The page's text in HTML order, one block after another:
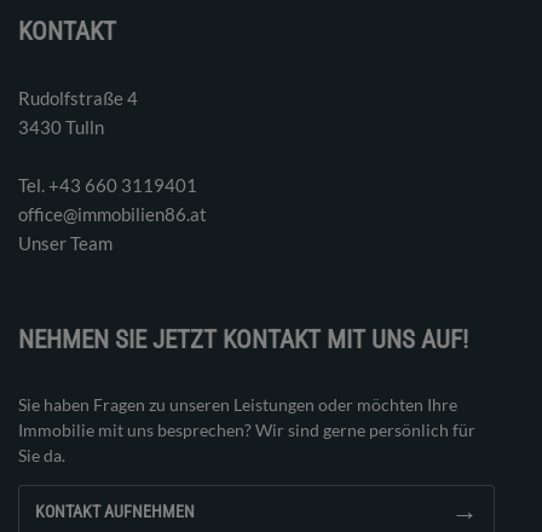
KONTAKT
Rudolfstraße 4
3430 Tulln
Tel. ‭+43 660 3119401‬
office@immobilien86.at
Unser Team
NEHMEN SIE JETZT KONTAKT MIT UNS AUF!
Sie haben Fragen zu unseren Leistungen oder möchten Ihre
Immobilie mit uns besprechen? Wir sind gerne persönlich für
Sie da.
KONTAKT AUFNEHMEN →